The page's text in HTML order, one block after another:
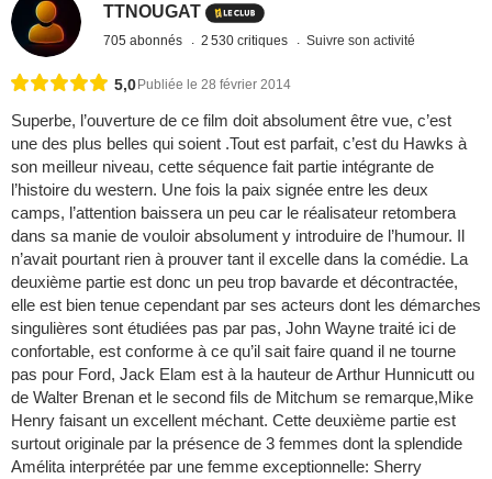
TTNOUGAT
705 abonnés 2 530 critiques Suivre son activité
5,0 Publiée le 28 février 2014
Superbe, l’ouverture de ce film doit absolument être vue, c’est
une des plus belles qui soient .Tout est parfait, c’est du Hawks à
son meilleur niveau, cette séquence fait partie intégrante de
l’histoire du western. Une fois la paix signée entre les deux
camps, l’attention baissera un peu car le réalisateur retombera
dans sa manie de vouloir absolument y introduire de l’humour. Il
n’avait pourtant rien à prouver tant il excelle dans la comédie. La
deuxième partie est donc un peu trop bavarde et décontractée,
elle est bien tenue cependant par ses acteurs dont les démarches
singulières sont étudiées pas par pas, John Wayne traité ici de
confortable, est conforme à ce qu’il sait faire quand il ne tourne
pas pour Ford, Jack Elam est à la hauteur de Arthur Hunnicutt ou
de Walter Brenan et le second fils de Mitchum se remarque,Mike
Henry faisant un excellent méchant. Cette deuxième partie est
surtout originale par la présence de 3 femmes dont la splendide
Amélita interprétée par une femme exceptionnelle: Sherry